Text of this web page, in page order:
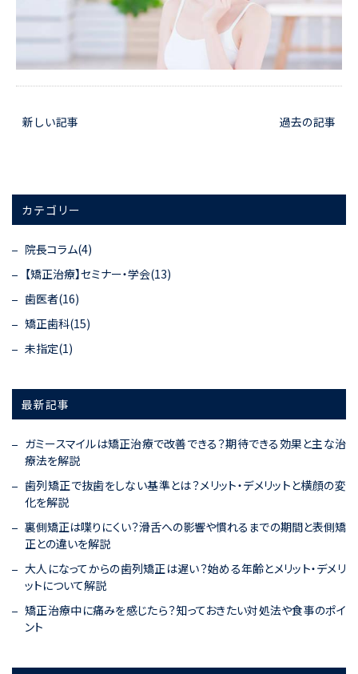
新しい記事 過去の記事
カテゴリー
院長コラム(4)
【矯正治療】セミナー・学会(13)
歯医者(16)
矯正歯科(15)
未指定(1)
最新記事
ガミースマイルは矯正治療で改善できる？期待できる効果と主な治
療法を解説
歯列矯正で抜歯をしない基準とは？メリット・デメリットと横顔の変
化を解説
裏側矯正は喋りにくい？滑舌への影響や慣れるまでの期間と表側矯
正との違いを解説
大人になってからの歯列矯正は遅い？始める年齢とメリット・デメリ
ットについて解説
矯正治療中に痛みを感じたら？知っておきたい対処法や食事のポイ
ント